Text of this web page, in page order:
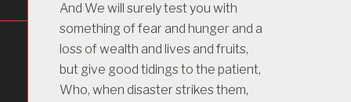
And We will surely test you with
something of fear and hunger and a
loss of wealth and lives and fruits,
but give good tidings to the patient,
Who, when disaster strikes them,